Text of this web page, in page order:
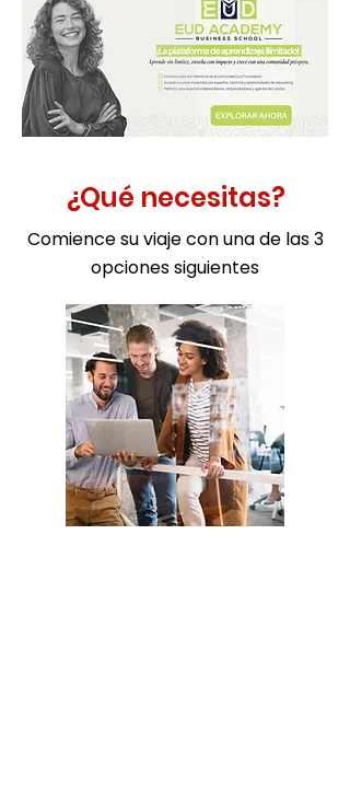
¿Qué necesitas?
Comience su viaje con una de las 3
opciones siguientes